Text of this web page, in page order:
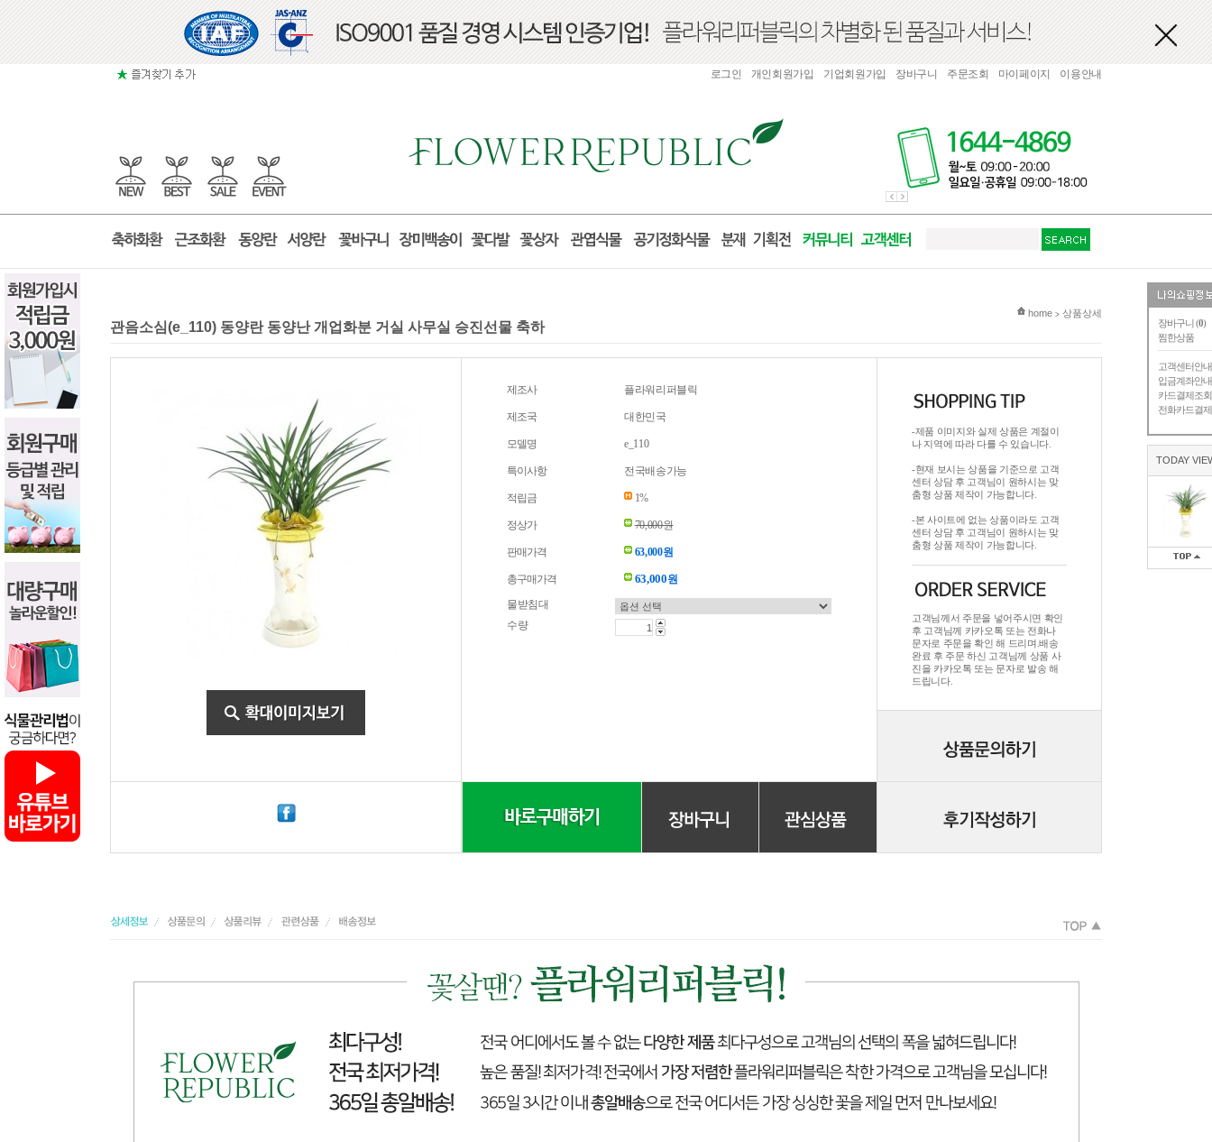
장바구니 (0)
찜한상품
고객센터안내
입금계좌안내
카드결제조회
전화카드결제
TODAY
로그인 개인회원가입 기업회원가입 장바구니 주문조회 마이페이지 이용안내
현재 위치
home > 상품상세
관음소심(e_110) 동양란 동양난 개업화분 거실 사무실 승진선물 축하
제조사 플라워리퍼블릭
제조국 대한민국
모델명 e_110
특이사항 전국배송가능
적립금 1%
정상가 70,000원
판매가격 63,000원
총구매가격 63,000원
물받침대
수량
-제품 이미지와 실제 상품은 계절이
나 지역에 따라 다를 수 있습니다.
-현재 보시는 상품을 기준으로 고객
센터 상담 후 고객님이 원하시는 맞
춤형 상품 제작이 가능합니다.
-본 사이트에 없는 상품이라도 고객
센터 상담 후 고객님이 원하시는 맞
춤형 상품 제작이 가능합니다.
고객님께서 주문을 넣어주시면 확인
후 고객님께 카카오톡 또는 전화나
문자로 주문을 확인 해 드리며.배송
완료 후 주문 하신 고객님께 상품 사
진을 카카오톡 또는 문자로 발송 해
드립니다.